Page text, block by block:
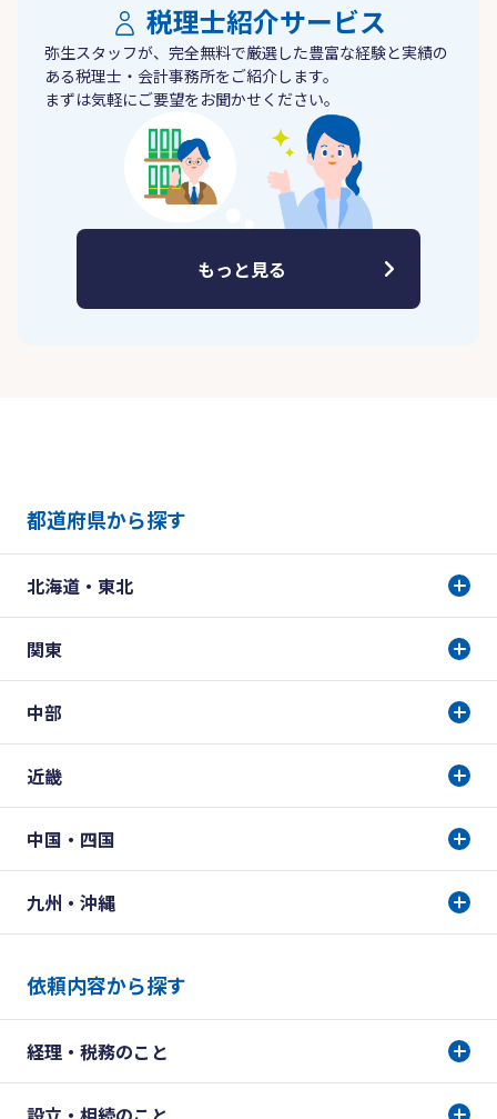
税理士紹介サービス
弥生スタッフが、完全無料で厳選した豊富な経験と実績の
ある税理士・会計事務所をご紹介します。
まずは気軽にご要望をお聞かせください。
もっと見る
都道府県から探す
北海道・東北
関東
中部
近畿
中国・四国
九州・沖縄
依頼内容から探す
経理・税務のこと